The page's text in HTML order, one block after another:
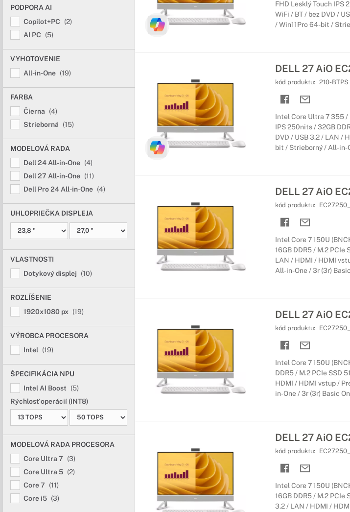
inteligentnú optimalizáciu pracovnej záťaže.
PODPORA AI
Copilot+PC
(2)
AI PC
(5)
VYHOTOVENIE
All-in-One (19)
FARBA
Čierna
(4)
Strieborná
(15)
MODELOVÁ RADA
Dell 24 All-in-One (4)
Dell 27 All-in-One (11)
Dell Pro 24 All-in-One (4)
UHLOPRIEČKA DISPLEJA
VLASTNOSTI
Dotykový displej
(10)
ROZLÍŠENIE
1920x1080 px
(19)
VÝROBCA PROCESORA
Intel
(19)
ŠPECIFIKÁCIA NPU
Intel AI Boost
(5)
Rýchlosť operácií (INT8)
MODELOVÁ RADA PROCESORA
Core Ultra 7
(3)
Core Ultra 5 (2)
Core 7
(11)
Core i5 (3)
FHD Lesklý Touch IPS
WiFi / BT / bez DVD /
/ Win11Pro 64-bit /
DELL 27 AiO
kód produktu: 210-BTPS
Intel Core Ultra 7 355 /
IPS 250nits / 32GB
DVD / USB 3.2 / LAN /
bit / Strieborný / All-in-
DELL 27 AiO
kód produktu:
Intel Core 7 150U
16GB DDR5 / M.2 PCIe
LAN / HDMI / HDMI
All-in-One / 3r (3r)
DELL 27 AiO
kód produktu:
Intel Core 7 150U
DDR5 / M.2 PCIe SSD
HDMI / HDMI vstup /
in-One / 3r (3r) Basic
DELL 27 AiO
kód produktu:
Intel Core 7 150U
16GB DDR5 / M.2 PCIe
3.2 / LAN / HDMI /